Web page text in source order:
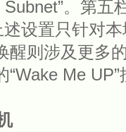
。第五
设置只针对
醒则涉及更多
Me